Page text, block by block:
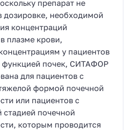
препарат не
дозировке, необходимой
концентраций
плазме крови,
у пациентов
функцией почек, СИТАФОР
для пациентов с
формой почечной
или пациентов с
стадией почечной
которым проводится